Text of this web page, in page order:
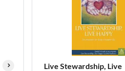
Live Stewardship, Live